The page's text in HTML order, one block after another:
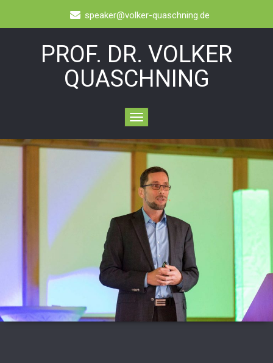
speaker@volker-quaschning.de
PROF. DR. VOLKER
QUASCHNING
Toggle
navigation